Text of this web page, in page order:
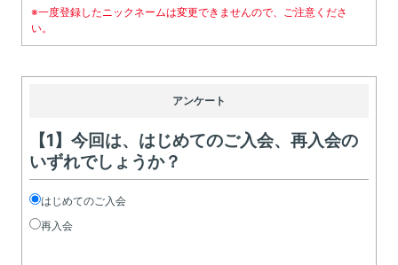
※一度登録したニックネームは変更できませんので、ご注意くださ
い。
アンケート
【1】今回は、はじめてのご入会、再入会の
いずれでしょうか？
はじめてのご入会
再入会